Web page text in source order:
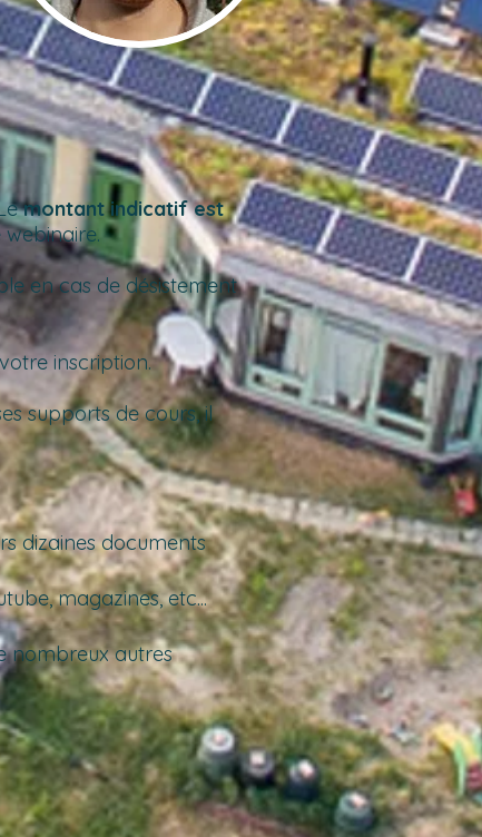
montant indicatif est
en cas de désistement
inscription.
supports de cours, il
dizaines documents
magazines, etc...
nombreux autres